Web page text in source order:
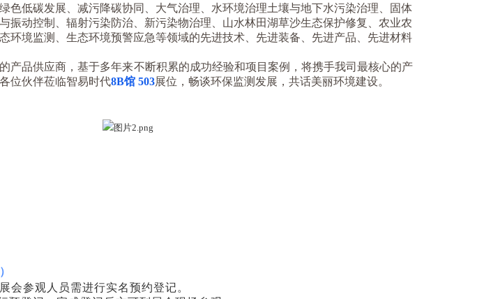
色低碳发展、减污降碳协同、大气治理、水环境治理土壤与地下水污染治理、固体
振动控制、辐射污染防治、新污染物治理、山水林田湖草沙生态保护修复、农业农
环境监测、生态环境预警应急等领域的先进技术、先进装备、先进产品、先进材料
产品供应商，基于多年来不断积累的成功经验和项目案例，将携手我司最核心的产
位伙伴莅临智易时代8B馆 503展位，畅谈环保监测发展，共话美丽环境建设。
会参观人员需进行实名预约登记。